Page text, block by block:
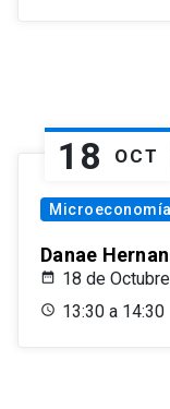
18 OCT
Danae
18 de
13:30 a 14:30